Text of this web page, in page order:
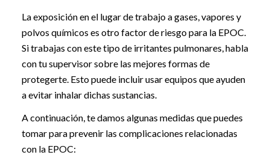
La exposición en el lugar de trabajo a gases, vapores y
polvos químicos es otro factor de riesgo para la EPOC.
Si trabajas con este tipo de irritantes pulmonares, habla
con tu supervisor sobre las mejores formas de
protegerte. Esto puede incluir usar equipos que ayuden
a evitar inhalar dichas sustancias.
A continuación, te damos algunas medidas que puedes
tomar para prevenir las complicaciones relacionadas
con la EPOC: